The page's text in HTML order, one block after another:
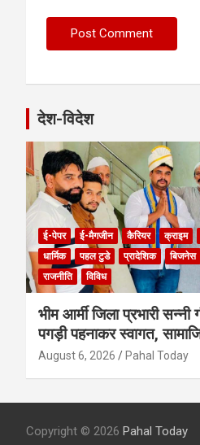
देश-विदेश
ई-पेपर ई-मैगजीन कैरियर क्राइम
धार्मिक
पहल टुडे प्रादेशिक बिजनेस
राजनीति
विविध
भीम आर्मी जिला प्रभारी सन्नी
पगड़ी पहनाकर स्वागत,
एकजुटता का दिया संदेश
August 6, 2026 Pahal Today
Copyright © 2026 Pahal Today